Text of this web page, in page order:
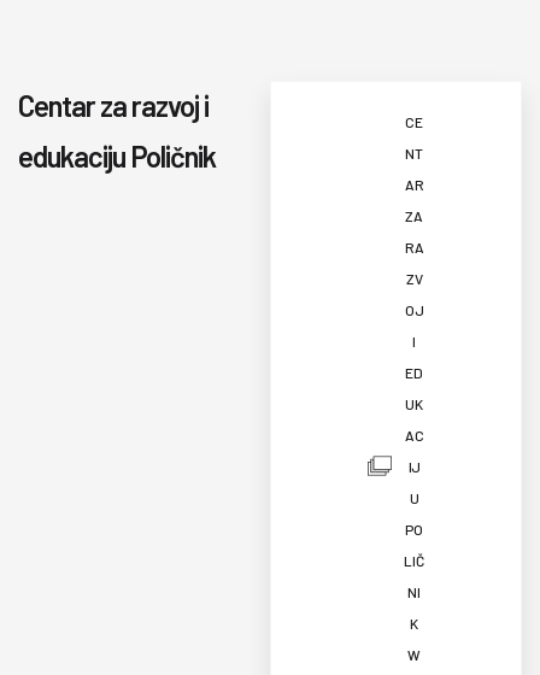
Centar za razvoj i
edukaciju Poličnik
CE
NT
AR
ZA
RA
ZV
OJ
I
ED
UK
AC
IJ
U
PO
LIČ
NI
K
W